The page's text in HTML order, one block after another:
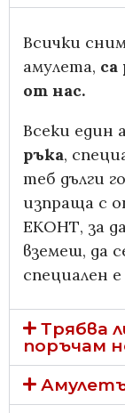
Всички
амулета, са
от нас.
Всеки един
ръка,
теб дълги
изпраща с
ЕКОНТ, за
вземеш, да
специален
Трябва
поръчам